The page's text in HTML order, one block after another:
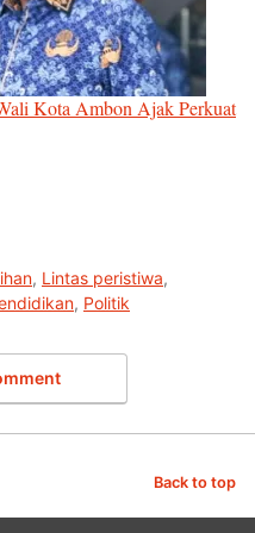
Kota Ambon Ajak Perkuat
, Lintas peristiwa,
, Politik
Back to top